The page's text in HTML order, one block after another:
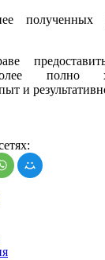
полученных
полно
и